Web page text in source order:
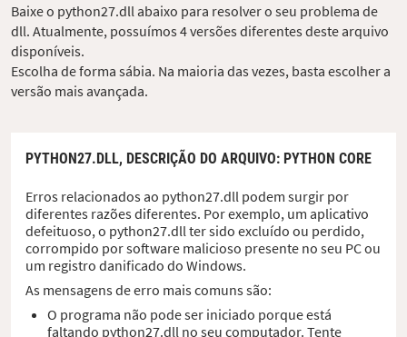
Baixe o python27.dll abaixo para resolver o seu problema de
dll. Atualmente, possuímos 4 versões diferentes deste arquivo
disponíveis.
Escolha de forma sábia. Na maioria das vezes, basta escolher a
versão mais avançada.
PYTHON27.DLL, DESCRIÇÃO DO ARQUIVO: PYTHON CORE
Erros relacionados ao python27.dll podem surgir por
diferentes razões diferentes. Por exemplo, um aplicativo
defeituoso, o python27.dll ter sido excluído ou perdido,
corrompido por software malicioso presente no seu PC ou
um registro danificado do Windows.
As mensagens de erro mais comuns são:
O programa não pode ser iniciado porque está
faltando python27.dll no seu computador. Tente